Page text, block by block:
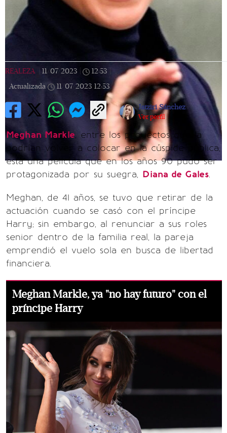
REALEZA 11/07/2023 12:53
Actualizada
11/07/2023 12:53
Jatziri Sánchez
Ver perfil
Meghan Markle, entre los proyectos que la
podrían volver a colocar en la cúspide pública,
está una película que en los años 90 pudo ser
protagonizada por su suegra, Diana de Gales.
Meghan, de 41 años, se tuvo que retirar de la
actuación cuando se casó con el príncipe
Harry; sin embargo, al renunciar a sus roles
senior dentro de la familia real, la pareja
emprendió el vuelo sola en busca de libertad
financiera.
Meghan Markle, ya "no hay futuro" con el
príncipe Harry